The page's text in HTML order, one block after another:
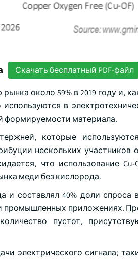
Скачать бесплатный PDF-файл
около 59% в 2019 году и,
в
формируемости материала.
которые
нескольких участников
что использование Cu-
меди без кислорода.
составлял 40% доли спроса
промышленных приложениях.
пустот,
электрического сигнала;